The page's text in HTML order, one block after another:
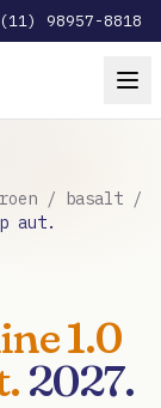
(11) 98957-8818
/ basalt /
aut.
1.0
2027.